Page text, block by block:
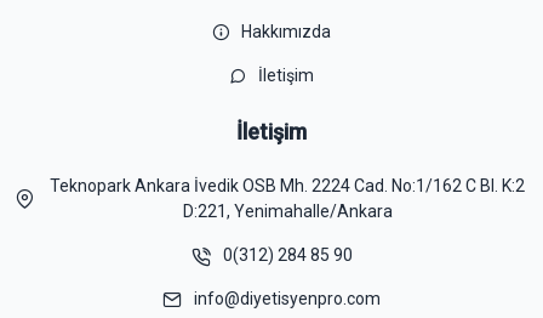
Hakkımızda
İletişim
İletişim
Teknopark Ankara İvedik OSB Mh. 2224 Cad. No:1/162 C Bl. K:2
D:221, Yenimahalle/Ankara
0(312) 284 85 90
info@diyetisyenpro.com